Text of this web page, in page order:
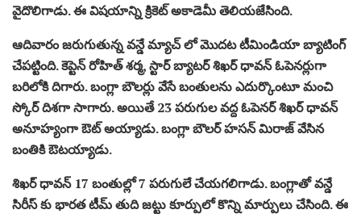
వైదొలిగాడు. ఈ విషయాన్ని క్రికెట్ అకాడెమీ తెలియజేసింది.
ఆదివారం జరుగుతున్న వన్డే మ్యాచ్ లో మొదట టీమిండియా బ్యాటింగ్
చేపట్టింది. కెప్టెన్ రోహిత్ శర్మ, స్టార్ బ్యాటర్ శిఖర్ ధావన్ ఓపెనర్లుగా
బరిలోకి దిగారు. బంగ్లా బౌలర్లు వేసే బంతులను ఎదుర్కొంటూ మంచి
స్కోర్ దిశగా సాగారు. అయితే 23 పరుగుల వద్ద ఓపెనర్ శిఖర్ ధావన్
అనూహ్యంగా ఔట్ అయ్యాడు. బంగ్లా బౌలర్ హసన్ మిరాజ్ వేసిన
బంతికి ఔటయ్యాడు.
శిఖర్ ధావన్ 17 బంతుల్లో 7 పరుగులే చేయగలిగాడు. బంగ్లాతో వన్డే
సిరీస్ కు భారత టీమ్ తుది జట్టు కూర్పులో కొన్ని మార్పులు చేసింది. ఈ